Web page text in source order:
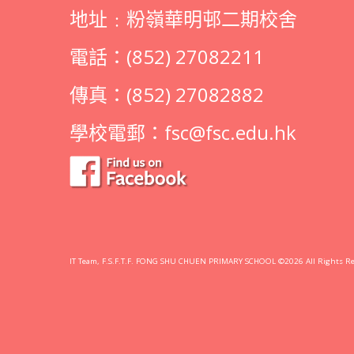
地址﹕粉嶺華明邨二期校舍
電話：(852) 27082211
傳真：(852) 27082882
學校電郵： fsc@fsc.edu.hk
IT Team, F.S.F.T.F. FONG SHU CHUEN PRIMARY SCHOOL ©2026 All Rights